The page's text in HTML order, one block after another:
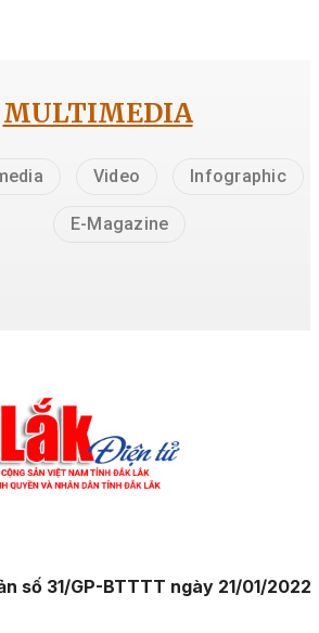
MULTIMEDIA
Video Infographic
E-Magazine
số 31/GP-BTTTT ngày 21/01/2022